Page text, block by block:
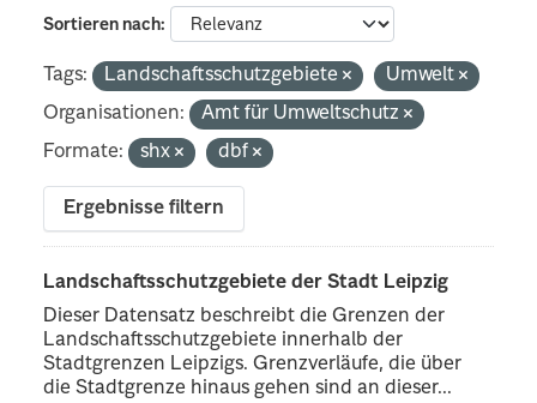
Sortieren nach
Tags: Landschaftsschutzgebiete
Umwelt
Organisationen:
Amt für Umweltschutz
Formate:
shx dbf
Ergebnisse filtern
Landschaftsschutzgebiete der Stadt Leipzig
Dieser Datensatz beschreibt die Grenzen der
Landschaftsschutzgebiete innerhalb der
Stadtgrenzen Leipzigs. Grenzverläufe, die über
die Stadtgrenze hinaus gehen sind an dieser...